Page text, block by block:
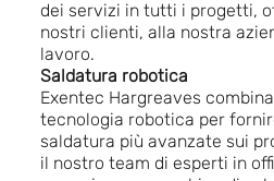
dei servizi in tutti i progetti,
nostri clienti, alla nostra
lavoro.
Saldatura robotica
Exentec Hargreaves
tecnologia robotica per
saldatura più avanzate sui
il nostro team di esperti in